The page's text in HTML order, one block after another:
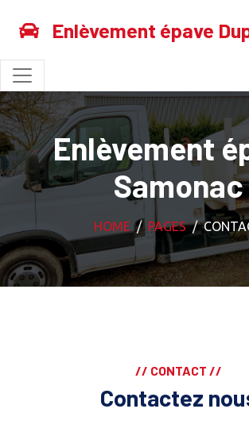
Enlèvement épave
Enlèvement
Samonac
HOME PAGES
// CONTACT //
Contactez